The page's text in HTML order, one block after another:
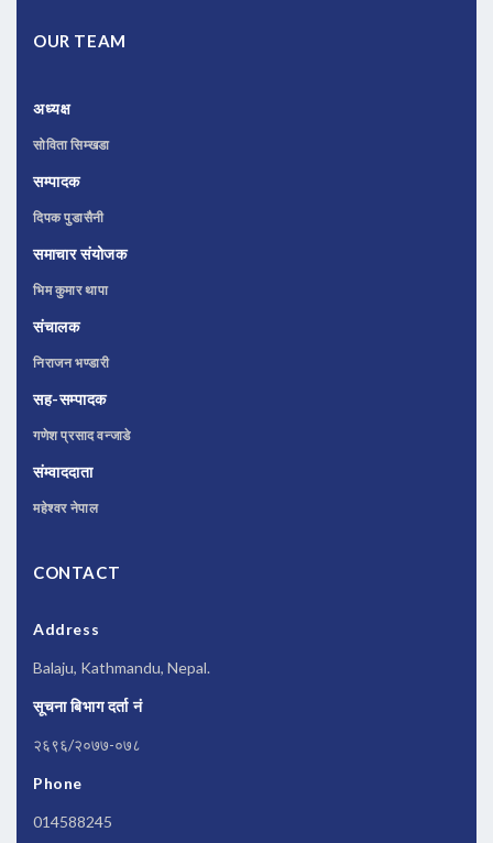
OUR TEAM
अध्यक्ष
सोविता सिम्खडा
सम्पादक
दिपक पुडासैनी
समाचार संयोजक
भिम कुमार थापा
संचालक
निराजन भण्डारी
सह-सम्पादक
गणेश प्रसाद वन्जाडे
संम्वाददाता
महेश्वर नेपाल
CONTACT
Address
Balaju, Kathmandu, Nepal.
सूचना बिभाग दर्ता नं
२६९६/२०७७-०७८
Phone
014588245